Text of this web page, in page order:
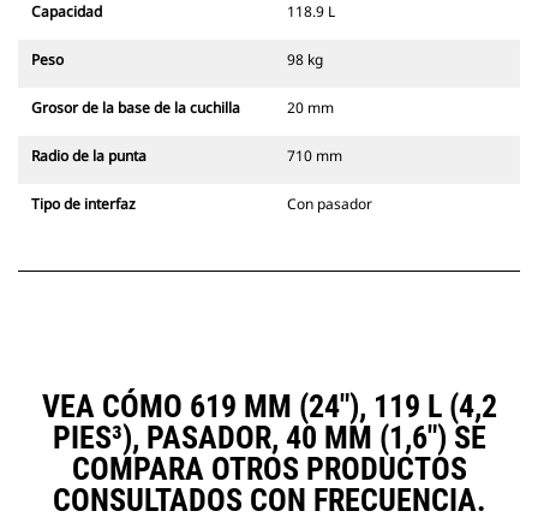
Capacidad 118.9 L
Peso 98 kg
Grosor de la base de la cuchilla 20 mm
Radio de la punta 710 mm
Tipo de interfaz Con pasador
VEA CÓMO 619 MM (24"), 119 L (4,2
PIES³), PASADOR, 40 MM (1,6") SE
COMPARA OTROS PRODUCTOS
CONSULTADOS CON FRECUENCIA.